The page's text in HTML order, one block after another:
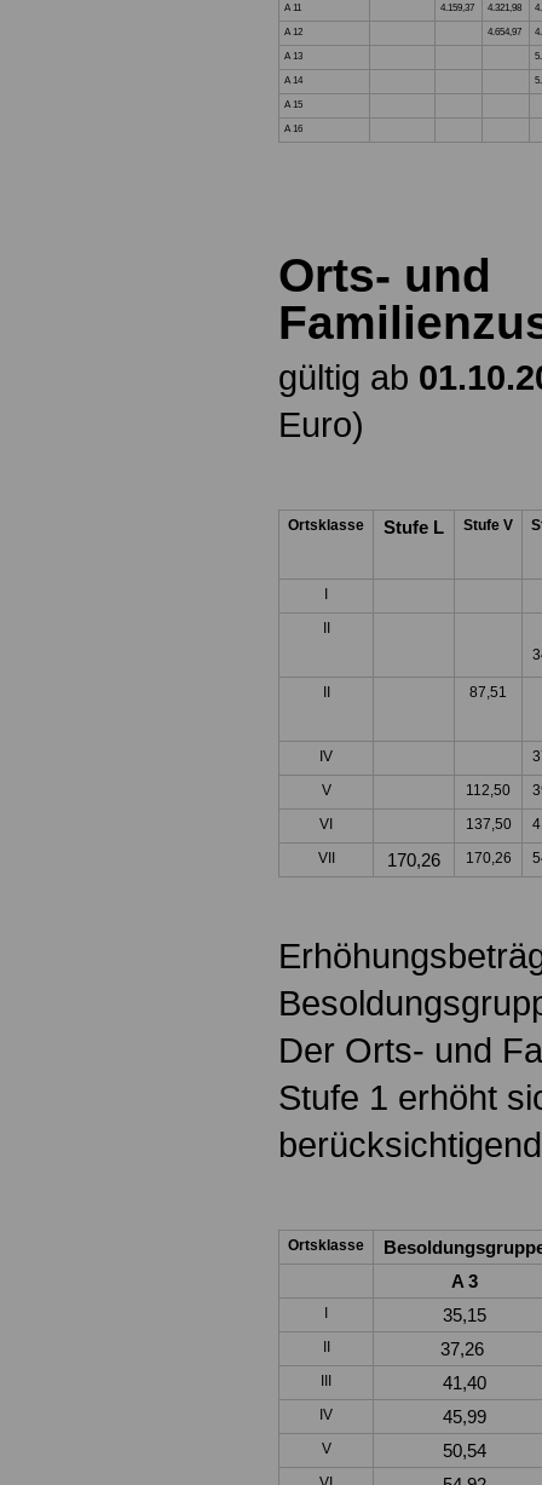
A 11 4.159,37 4.321,98
A 12 4.654,97
A 13
A 14
A 15
A 16
Orts- und
gültig ab
Euro)
Ortsklasse Stufe L Stufe V
87,51
IV
V
112,50
VI
137,50
VII
170,26 170,26
Der Orts- und
Stufe 1 erhöht
Ortsklasse
A 3
35,15
37,26
41,40
IV 45,99
V 50,54